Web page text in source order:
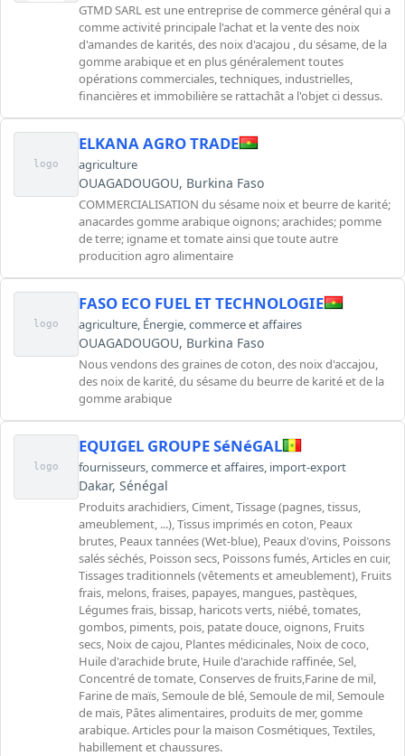
GTMD SARL est une entreprise de commerce général qui a
comme activité principale l'achat et la vente des noix
d'amandes de karités, des noix d'acajou , du sésame, de la
gomme arabique et en plus généralement toutes
opérations commerciales, techniques, industrielles,
financières et immobilière se rattachât a l'objet ci dessus.
logo
ELKANA AGRO TRADE
agriculture
OUAGADOUGOU, Burkina Faso
COMMERCIALISATION du sésame noix et beurre de karité;
anacardes gomme arabique oignons; arachides; pomme
de terre; igname et tomate ainsi que toute autre
producition agro alimentaire
logo
FASO ECO FUEL ET TECHNOLOGIE
agriculture, Énergie,commerce et affaires
OUAGADOUGOU, Burkina Faso
Nous vendons des graines de coton, des noix d'accajou,
des noix de karité, du sésame du beurre de karité et de la
gomme arabique
logo
EQUIGEL GROUPE SéNéGAL
fournisseurs,commerce et affaires, import-export
Dakar, Sénégal
Produits arachidiers, Ciment, Tissage (pagnes, tissus,
ameublement, ...), Tissus imprimés en coton, Peaux
brutes, Peaux tannées (Wet-blue), Peaux d'ovins, Poissons
salés séchés, Poisson secs, Poissons fumés, Articles en cuir,
Tissages traditionnels (vêtements et ameublement), Fruits
frais, melons, fraises, papayes, mangues, pastèques,
Légumes frais, bissap, haricots verts, niébé, tomates,
gombos, piments, pois, patate douce, oignons, Fruits
secs, Noix de cajou, Plantes médicinales, Noix de coco,
Huile d'arachide brute, Huile d'arachide raffinée, Sel,
Concentré de tomate, Conserves de fruits,Farine de mil,
Farine de maïs, Semoule de blé, Semoule de mil, Semoule
de maïs, Pâtes alimentaires, produits de mer, gomme
arabique. Articles pour la maison Cosmétiques, Textiles,
habillement et chaussures.